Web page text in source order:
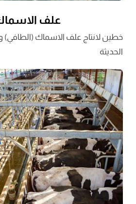
علف
خطين لانتاج علف الاسماك
الحديثة